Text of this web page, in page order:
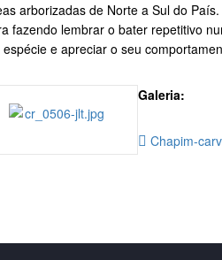
arborizadas de Norte a Sul do
fazendo lembrar o bater repetitivo
e apreciar o seu
Galeria:
Chapim-